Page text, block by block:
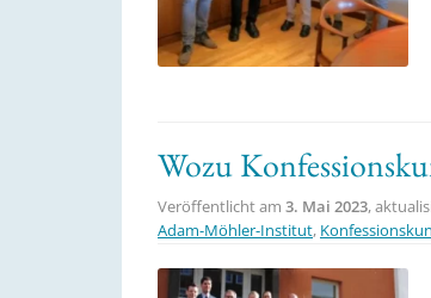
Wozu
Veröffentlicht am 3. Mai 2023,
Adam-Möhler-Institut,